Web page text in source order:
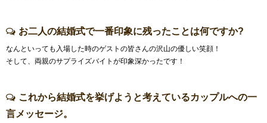
お二人の結婚式で一番印象に残ったことは何ですか?
なんといっても入場した時のゲストの皆さんの沢山の優しい笑顔！
そして、両親のサプライズバイトが印象深かったです！
これから結婚式を挙げようと考えているカップルへの一
言メッセージ。